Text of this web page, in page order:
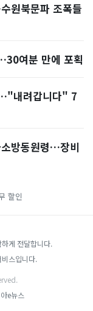
원북문파 조폭들
여분 만에 포획
내려갑니다" 7
방동원령…장비
할인
게 전달합니다.
스입니다.
e뉴스